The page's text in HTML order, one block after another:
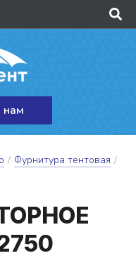
нам
/ Фурнитура тентовая /